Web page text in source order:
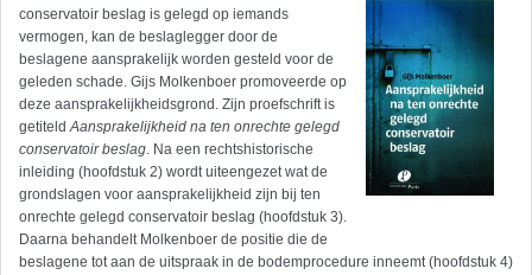
conservatoir beslag is gelegd op iemands
vermogen, kan de beslaglegger door de
beslagene aansprakelijk worden gesteld voor de
geleden schade. Gijs Molkenboer promoveerde op
deze aansprakelijkheidsgrond. Zijn proefschrift is
getiteldAansprakelijkheid na ten onrechte gelegd
conservatoir beslag. Na een rechtshistorische
inleiding (hoofdstuk 2) wordt uiteengezet wat de
grondslagen voor aansprakelijkheid zijn bij ten
onrechte gelegd conservatoir beslag (hoofdstuk 3).
Daarna behandelt Molkenboer de positie die de
beslagene tot aan de uitspraak in de bodemprocedure inneemt (hoofdstuk 4)